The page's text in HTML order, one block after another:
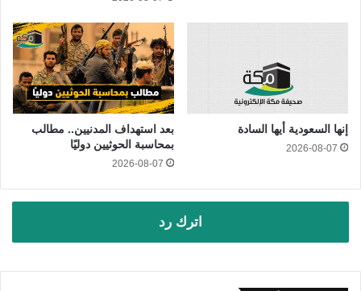
إنها السعودية أيها السادة
2026-08-07
بعد استهداف المدنيين.. مطالب
بمحاسبة الحوثيين دوليًا
2026-08-07
اترك رد